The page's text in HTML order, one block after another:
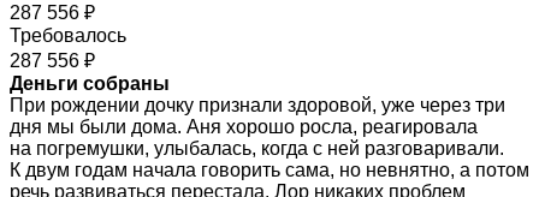
287 556 ₽
Требовалось
287 556 ₽
Деньги собраны
При рождении дочку признали здоровой, уже через три
дня мы были дома. Аня хорошо росла, реагировала
на погремушки, улыбалась, когда с ней разговаривали.
К двум годам начала говорить сама, но невнятно, а потом
речь развиваться перестала. Лор никаких проблем